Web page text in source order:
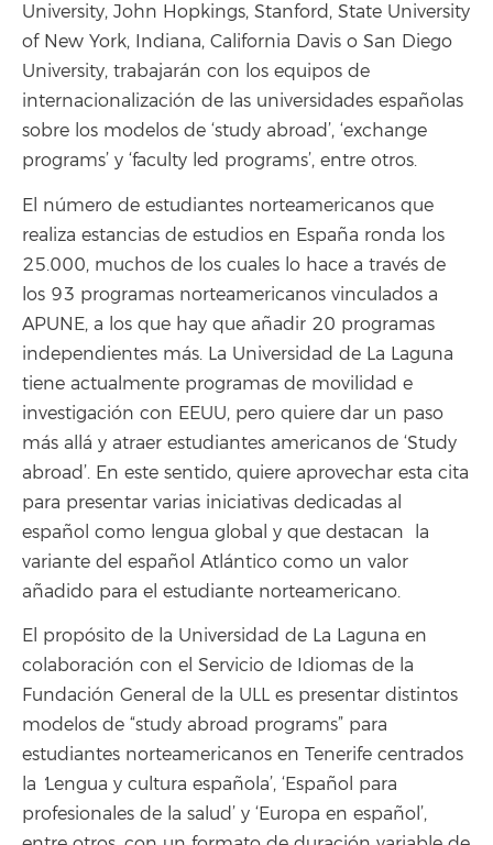
University, John Hopkings, Stanford, State University
of New York, Indiana, California Davis o San Diego
University, trabajarán con los equipos de
internacionalización de las universidades españolas
sobre los modelos de ‘study abroad’, ‘exchange
programs’ y ‘faculty led programs’, entre otros.
El número de estudiantes norteamericanos que
realiza estancias de estudios en España ronda los
25.000, muchos de los cuales lo hace a través de
los 93 programas norteamericanos vinculados a
APUNE, a los que hay que añadir 20 programas
independientes más. La Universidad de La Laguna
tiene actualmente programas de movilidad e
investigación con EEUU, pero quiere dar un paso
más allá y atraer estudiantes americanos de ‘Study
abroad’. En este sentido, quiere aprovechar esta cita
para presentar varias iniciativas dedicadas al
español como lengua global y que destacan la
variante del español Atlántico como un valor
añadido para el estudiante norteamericano.
El propósito de la Universidad de La Laguna en
colaboración con el Servicio de Idiomas de la
Fundación General de la ULL es presentar distintos
modelos de “study abroad programs” para
estudiantes norteamericanos en Tenerife centrados
la Lengua y cultura española’, ‘Español para
profesionales de la salud’ y ‘Europa en español’,